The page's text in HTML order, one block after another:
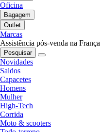
Oficina
Bagagem
Outlet
Marcas
Assistência pós-venda na França
Pesquisar
Novidades
Saldos
Capacetes
Homens
Mulher
High-Tech
Corrida
Moto & scooters